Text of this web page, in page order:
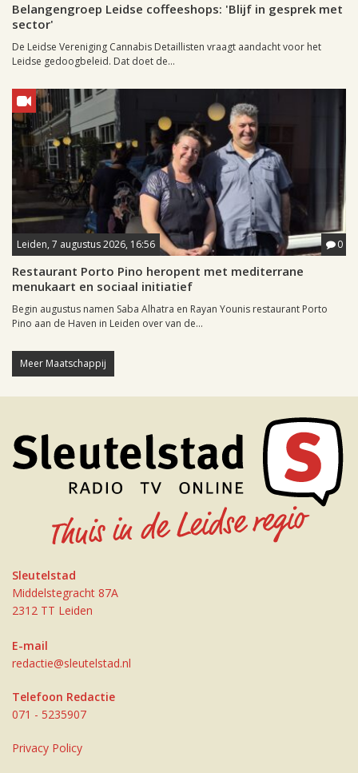
Belangengroep Leidse coffeeshops: 'Blijf in gesprek met
sector'
De Leidse Vereniging Cannabis Detaillisten vraagt aandacht voor het
Leidse gedoogbeleid. Dat doet de...
Leiden, 7 augustus 2026, 16:56 0
Restaurant Porto Pino heropent met mediterrane
menukaart en sociaal initiatief
Begin augustus namen Saba Alhatra en Rayan Younis restaurant Porto
Pino aan de Haven in Leiden over van de...
Meer Maatschappij
Sleutelstad
Middelstegracht 87A
2312 TT Leiden
E-mail
redactie@sleutelstad.nl
Telefoon Redactie
071 - 5235907
Privacy Policy